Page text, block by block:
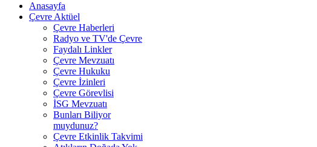
Anasayfa
Çevre Aktüel
Çevre Haberleri
Radyo ve TV'de Çevre
Faydalı Linkler
Çevre Mevzuatı
Çevre Hukuku
Çevre İzinleri
Çevre Görevlisi
İSG Mevzuatı
Bunları Biliyor
muydunuz?
Çevre Etkinlik Takvimi